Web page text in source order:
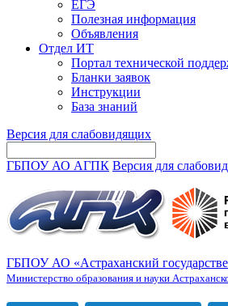
ЕГЭ
Полезная информация
Объявления
Отдел ИТ
Портал технической
Бланки заявок
Инструкции
База знаний
Версия для слабовидящих
ГБПОУ АО АГПК Версия для
ГБПОУ АО «Астраханский
Министерство образования и науки